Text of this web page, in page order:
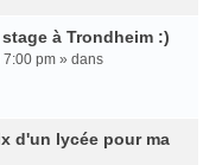
à Trondheim :)
7:00 pm » dans
d'un lycée pour ma